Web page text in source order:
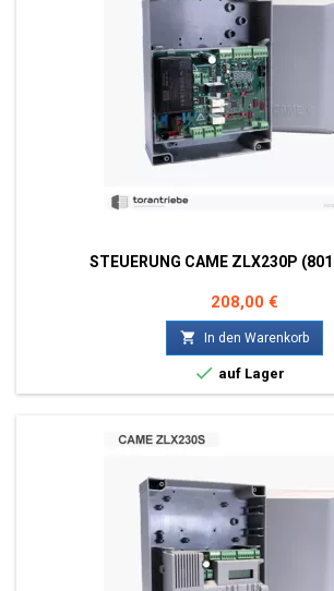
STEUERUNG CAME ZLX230P
Preis
208,00 €
 In den Warenkorb
 auf Lager